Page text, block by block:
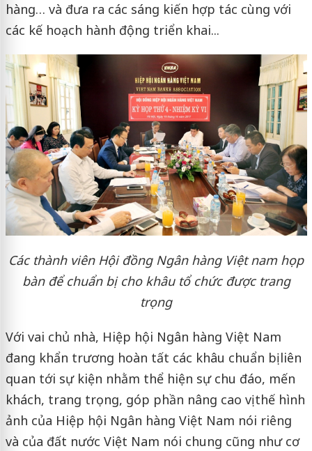
hàng… và đưa ra các sáng kiến hợp tác cùng với
các kế hoạch hành động triển khai...
Các thành viên Hội đồng Ngân hàng Việt nam họp
bàn để chuẩn bị cho khâu tổ chức được trang
trọng
Với vai chủ nhà, Hiệp hội Ngân hàng Việt Nam
đang khẩn trương hoàn tất các khâu chuẩn bị liên
quan tới sự kiện nhằm thể hiện sự chu đáo, mến
khách, trang trọng, góp phần nâng cao vị thế hình
ảnh của Hiệp hội Ngân hàng Việt Nam nói riêng
và của đất nước Việt Nam nói chung cũng như cơ